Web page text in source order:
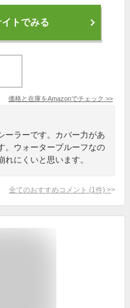
トでみる
価格と在庫をAmazonでチェック >>
ーラーです。カバー力があ
。ウォータープルーフなの
にくいと思います。
全てのおすすめコメント (1 件) >